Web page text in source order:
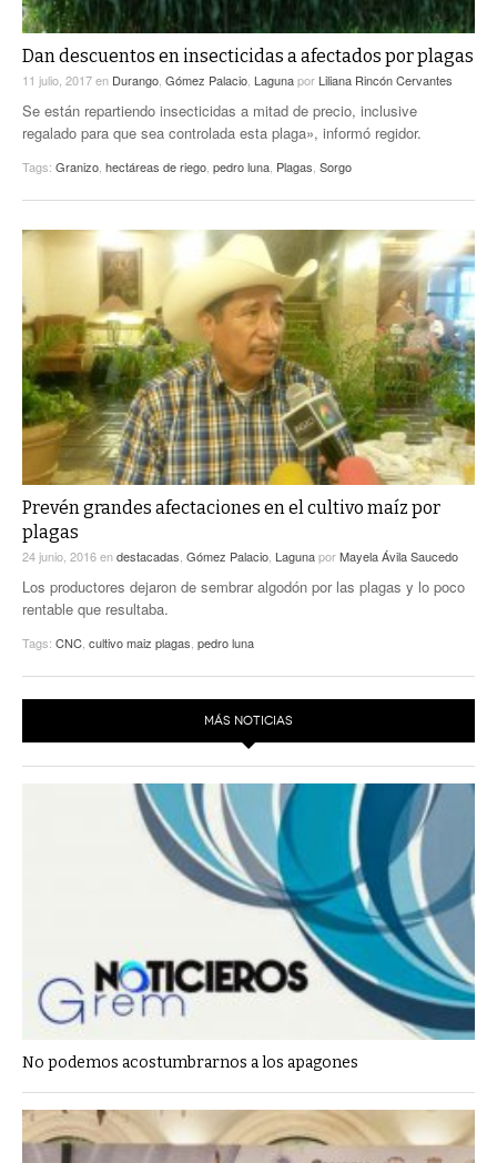
Dan descuentos en insecticidas a afectados por plagas
11 julio, 2017en Durango Gómez Palacio Lagunapor Liliana Rincón Cervantes
Se están repartiendo insecticidas a mitad de precio, inclusive
regalado para que sea controlada esta plaga», informó regidor.
Tags: Granizo hectáreas de riego pedro luna Plagas Sorgo
Prevén grandes afectaciones en el cultivo maíz por
plagas
24 junio, 2016endestacadas, Gómez Palacio, LagunaporMayela Ávila Saucedo
Los productores dejaron de sembrar algodón por las plagas y lo poco
rentable que resultaba.
Tags: CNC, cultivo maiz plagas, pedro luna
MÁS NOTICIAS
No podemos acostumbrarnos a los apagones